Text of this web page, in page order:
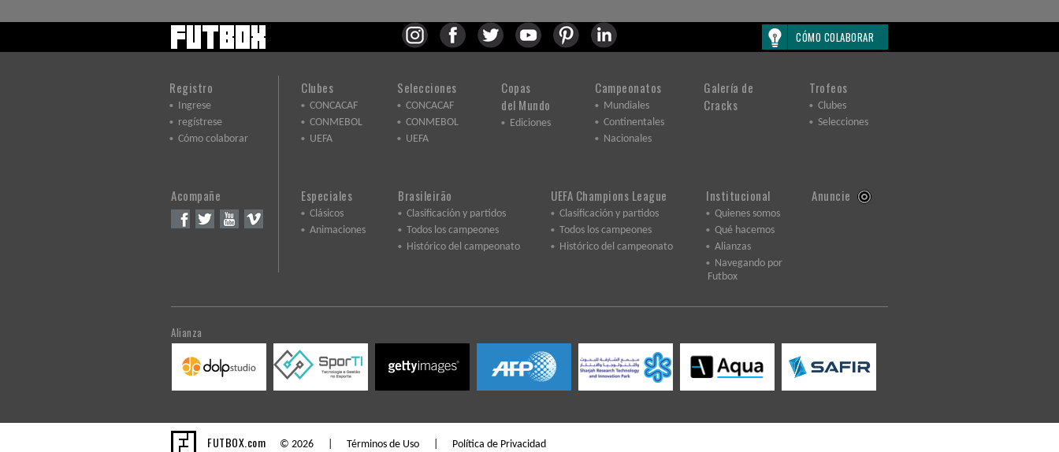
CÓMO COLABORAR
Registro
Ingrese
regístrese
Cómo colaborar
Acompañe
Clubes
CONCACAF
CONMEBOL
UEFA
Selecciones
CONCACAF
CONMEBOL
UEFA
Copas
del Mundo
Ediciones
Campeonatos
Mundiales
Continentales
Nacionales
Galería de
Cracks
Trofeos
Clubes
Selecciones
Especiales
Clásicos
Animaciones
Brasileirão
Clasificación y partidos
Todos los campeones
Histórico del campeonato
UEFA Champions League
Clasificación y partidos
Todos los campeones
Histórico del campeonato
Institucional
Quienes somos
Qué hacemos
Alianzas
Navegando por
Futbox
Anuncie
Alianza
FUTBOX.com © 2026 | Términos de Uso Política de Privacidad